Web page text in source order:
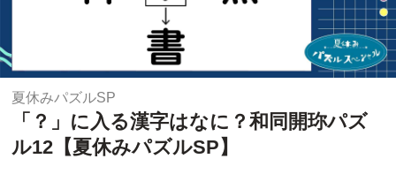
夏休みパズルSP
「？」に入る漢字はなに？和同開珎パズ
ル12【夏休みパズルSP】